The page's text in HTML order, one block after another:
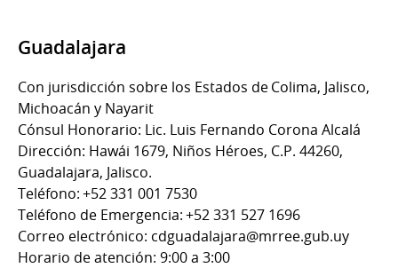
Guadalajara
Con jurisdicción sobre los Estados de Colima, Jalisco,
Michoacán y Nayarit
Cónsul Honorario: Lic. Luis Fernando Corona Alcalá
Dirección: Hawái 1679, Niños Héroes, C.P. 44260,
Guadalajara, Jalisco.
Teléfono: +52 331 001 7530
Teléfono de Emergencia: +52 331 527 1696
Correo electrónico: cdguadalajara@mrree.gub.uy
Horario de atención: 9:00 a 3:00